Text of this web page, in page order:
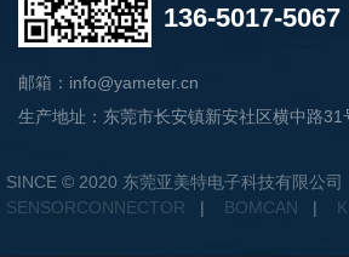
136-5017-5067
邮箱：info@yameter.cn
生产地址：东莞市长安镇新安社区横中路31
SINCE © 2020 东莞亚美特电子科技有限公司
SENSORCONNECTOR | BOMCAN |